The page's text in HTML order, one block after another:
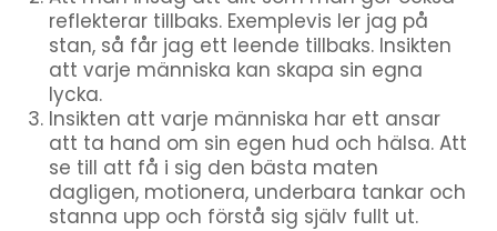
reflekterar tillbaks. Exemplevis ler jag på
stan, så får jag ett leende tillbaks. Insikten
att varje människa kan skapa sin egna
lycka.
Insikten att varje människa har ett ansar
att ta hand om sin egen hud och hälsa. Att
se till att få i sig den bästa maten
dagligen, motionera, underbara tankar och
stanna upp och förstå sig själv fullt ut.